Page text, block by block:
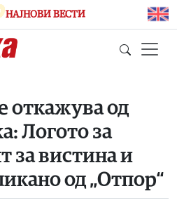
НАЈНОВИ ВЕСТИ
откажува од
Логото за
за вистина и
од „Отпор“